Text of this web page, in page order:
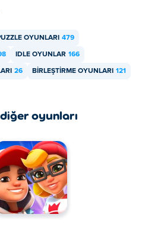
OYUNLARI 479
IDLE OYUNLAR 166
26 BIRLEŞTIRME OYUNLARI 121
oyunları